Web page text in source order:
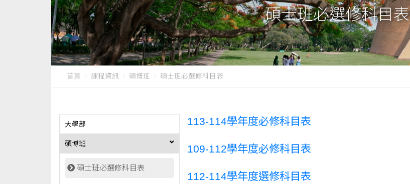
碩士班必選修科目表
首頁 課程資訊 碩博班 碩士班必選修科目表
大學部
碩博班
碩士班必選修科目表
113-114學年度必修科目表
109-112學年度必修科目表
112-114學年度選修科目表